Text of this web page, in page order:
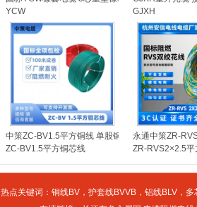
YCW
GJXH
中策ZC-BV1.5平方铜线 单股铜芯聚氯乙烯绝缘电线
ZC-BV1.5平方铜芯线
永通中策ZR-
ZR-RVS2×2.5平
热点关键词： 铜线BV， 护套线BVVB， 铝线BLV， 多